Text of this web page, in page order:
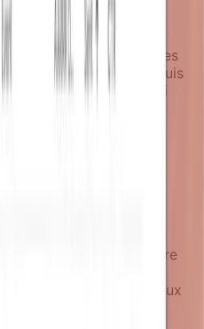
critique pour les
de mise à
commencer avec des
attention immédiate, puis
dans un délai
aux problèmes de
les utilisateurs
identifient les
les
La clé est de reconnaître
parrainer d'autres
d'usage et les signaux